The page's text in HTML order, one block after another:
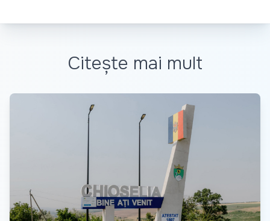
Citește mai mult